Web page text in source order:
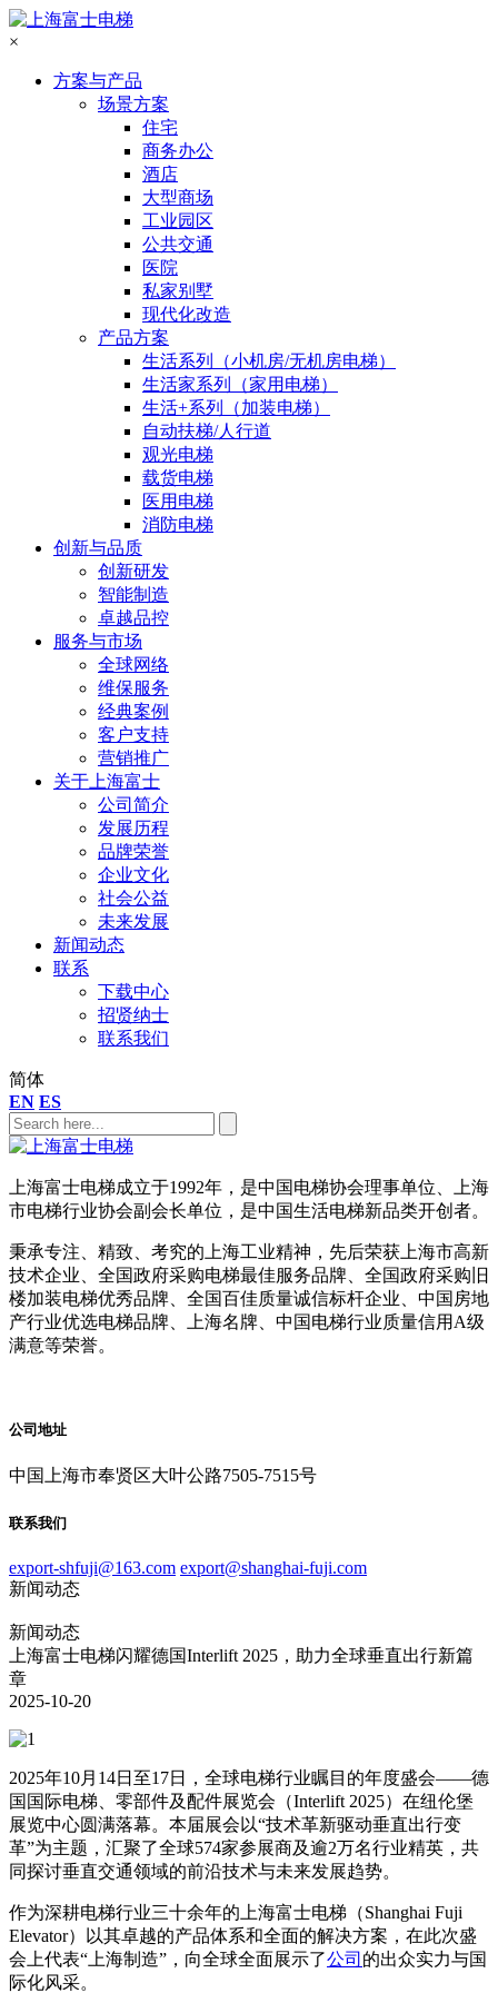
×
方案与产品
场景方案
住宅
商务办公
酒店
大型商场
工业园区
公共交通
医院
私家别墅
现代化改造
产品方案
生活系列（小机房/无机房电梯）
生活家系列（家用电梯）
生活+系列（加装电梯）
自动扶梯/人行道
观光电梯
载货电梯
医用电梯
消防电梯
创新与品质
创新研发
智能制造
卓越品控
服务与市场
全球网络
维保服务
经典案例
客户支持
营销推广
关于上海富士
公司简介
发展历程
品牌荣誉
企业文化
社会公益
未来发展
新闻动态
联系
下载中心
招贤纳士
联系我们
简体
EN ES
上海富士电梯成立于1992年，是中国电梯协会理事单位、上海
市电梯行业协会副会长单位，是中国生活电梯新品类开创者。
秉承专注、精致、考究的上海工业精神，先后荣获上海市高新
技术企业、全国政府采购电梯最佳服务品牌、全国政府采购旧
楼加装电梯优秀品牌、全国百佳质量诚信标杆企业、中国房地
产行业优选电梯品牌、上海名牌、中国电梯行业质量信用A级
满意等荣誉。
公司地址
中国上海市奉贤区大叶公路7505-7515号
联系我们
export-shfuji@163.com export@shanghai-fuji.com
新闻动态
新闻动态
上海富士电梯闪耀德国Interlift 2025，助力全球垂直出行新篇
章
2025-10-20
2025年10月14日至17日，全球电梯行业瞩目的年度盛会——德
国国际电梯、零部件及配件展览会（Interlift 2025）在纽伦堡
展览中心圆满落幕。本届展会以“技术革新驱动垂直出行变
革”为主题，汇聚了全球574家参展商及逾2万名行业精英，共
同探讨垂直交通领域的前沿技术与未来发展趋势。
作为深耕电梯行业三十余年的上海富士电梯（Shanghai Fuji
Elevator）以其卓越的产品体系和全面的解决方案，在此次盛
会上代表“上海制造”，向全球全面展示了公司 的出众实力与国
际化风采。